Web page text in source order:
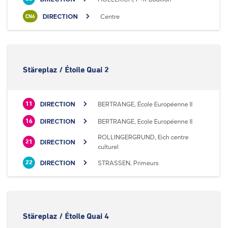
CN6 DIRECTION Centre
Stäreplaz / Étoile Quai 2
11 DIRECTION BERTRANGE, École Européenne II
16 DIRECTION BERTRANGE, Ecole Européenne II
21 DIRECTION
ROLLINGERGRUND, Eich centre
culturel
22 DIRECTION STRASSEN, Primeurs
Stäreplaz / Étoile Quai 4